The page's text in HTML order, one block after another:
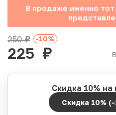
В продаже именно
250руб. -10%
225 руб.
Скидка 10% на
Скидка 10%